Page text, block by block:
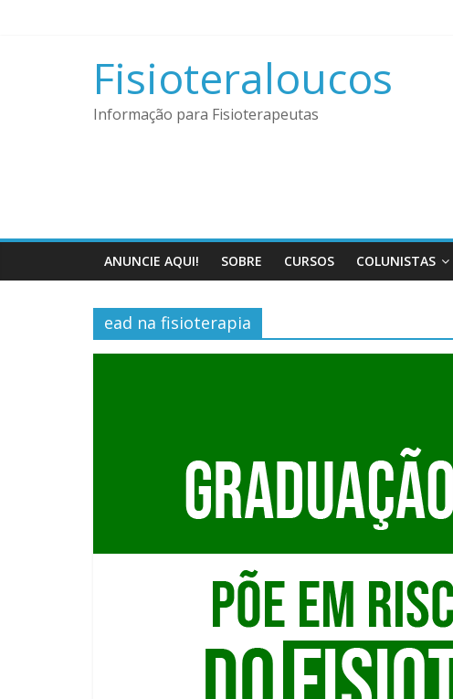
Fisioteraloucos
Informação para Fisioterapeutas
ANUNCIE AQUI! SOBRE CURSOS COLUNISTAS
ead na fisioterapia